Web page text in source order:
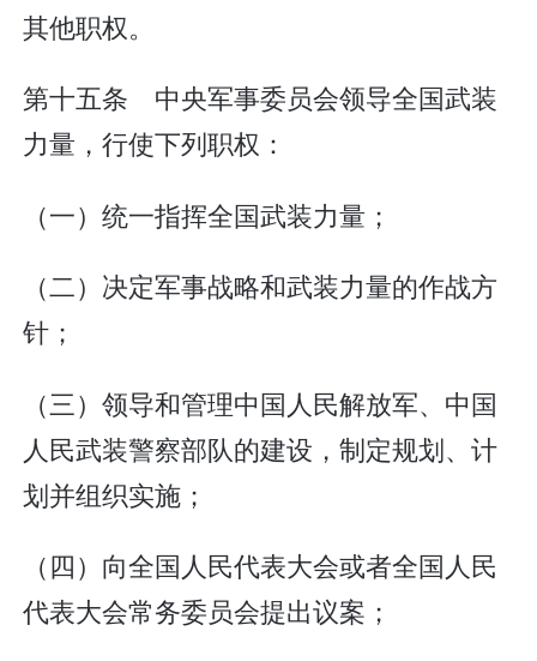
其他职权。
第十五条 中央军事委员会领导全国武装
力量，行使下列职权：
（一）统一指挥全国武装力量；
（二）决定军事战略和武装力量的作战方
针；
（三）领导和管理中国人民解放军、中国
人民武装警察部队的建设，制定规划、计
划并组织实施；
（四）向全国人民代表大会或者全国人民
代表大会常务委员会提出议案；